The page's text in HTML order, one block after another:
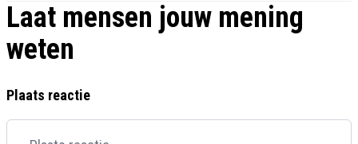
Laat mensen jouw mening
weten
Plaats reactie